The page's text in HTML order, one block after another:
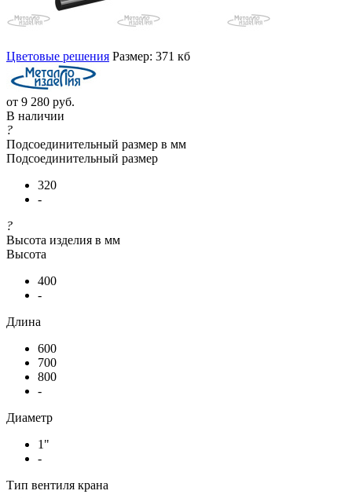
Цветовые решения Размер: 371 кб
от 9 280 руб.
В наличии
?
Подсоединительный размер в мм
Подсоединительный размер
320
-
?
Высота изделия в мм
Высота
400
-
Длина
600
700
800
-
Диаметр
1"
-
Тип вентиля крана